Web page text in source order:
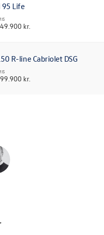
95 Life
kr.
R-line Cabriolet DSG
kr.